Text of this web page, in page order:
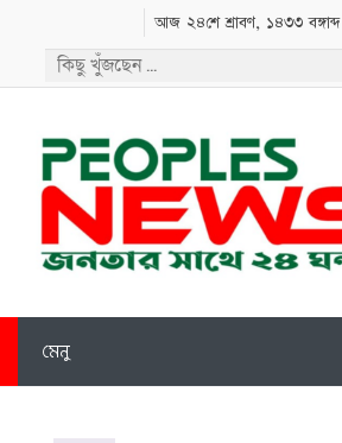
আজ ২৪শে শ্রাবণ, ১৪৩৩ বঙ্গাব্দ
মেনু